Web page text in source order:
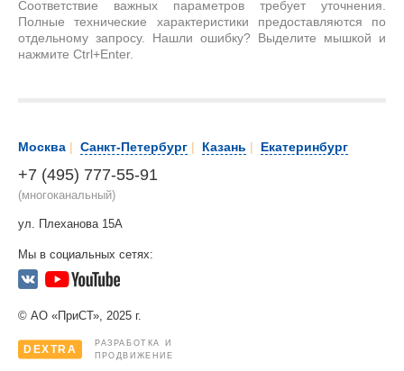
Соответствие важных параметров требует уточнения.
Полные технические характеристики предоставляются по
отдельному запросу. Нашли ошибку? Выделите мышкой и
нажмите Ctrl+Enter.
Москва | Санкт-Петербург | Казань | Екатеринбург
+7 (495) 777-55-91
(многоканальный)
ул. Плеханова 15А
Мы в социальных сетях:
© АО «ПриСТ», 2025 г.
DEXTRA
РАЗРАБОТКА И
ПРОДВИЖЕНИЕ